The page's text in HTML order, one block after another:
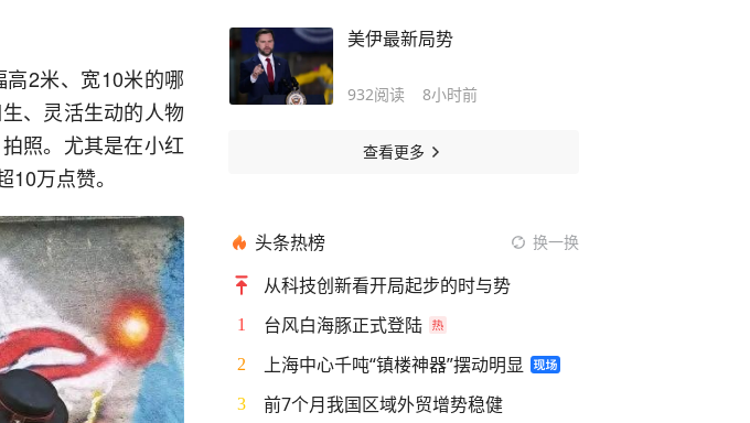
2米、宽10米的哪
、灵活生动的人物
照。尤其是在小红
万点赞。
美伊最新局势
932阅读 8小时前
查看更多
头条热榜 换一换
从科技创新看开局起步的时与势
1 台风白海豚正式登陆
2 上海中心千吨“镇楼神器”摆动明显
3 前7个月我国区域外贸增势稳健